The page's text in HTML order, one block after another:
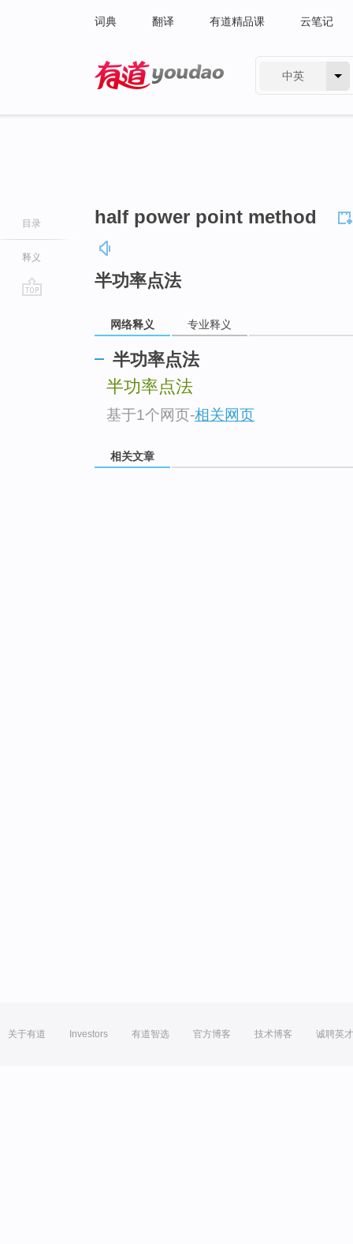
词典 翻译 有道精品课 云笔记
中英
目录
释义
half power point method
半功率点法
网络释义 专业释义
半功率点法
半功率点法
基于1个网页-相关网页
相关文章
关于有道 Investors 有道智选 官方博客 技术博客 诚聘英才